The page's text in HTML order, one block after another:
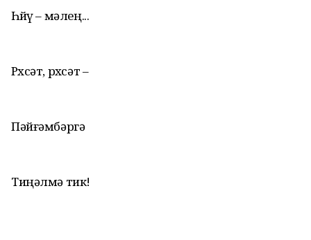
Һөйөү – мәлең...
Рөхсәт, рөхсәт –
Пәйғәмбәргә
Тиңәлмә тик!